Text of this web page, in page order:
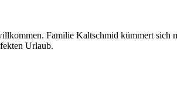
Familie Kaltschmid kümmert sich
Urlaub.